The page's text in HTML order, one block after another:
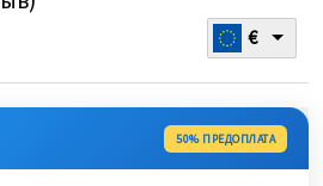
€
50% ПРЕДОПЛАТА